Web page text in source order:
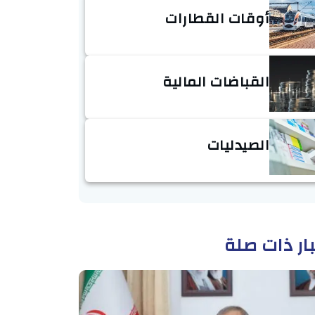
أوقات القطارات
القباضات المالية
الصيدليات
ذات صلة